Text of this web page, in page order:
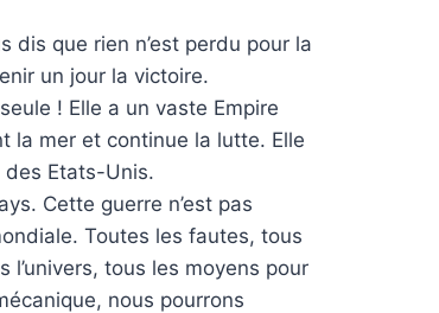
dis que rien n’est perdu pour la
un jour la victoire.
! Elle a un vaste Empire
la mer et continue la lutte. Elle
des Etats-Unis.
Cette guerre n’est pas
Toutes les fautes, tous
l’univers, tous les moyens pour
nous pourrons